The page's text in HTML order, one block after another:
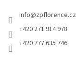
info@zpflorence.cz
+420 271 914 978
+420 777 635 746